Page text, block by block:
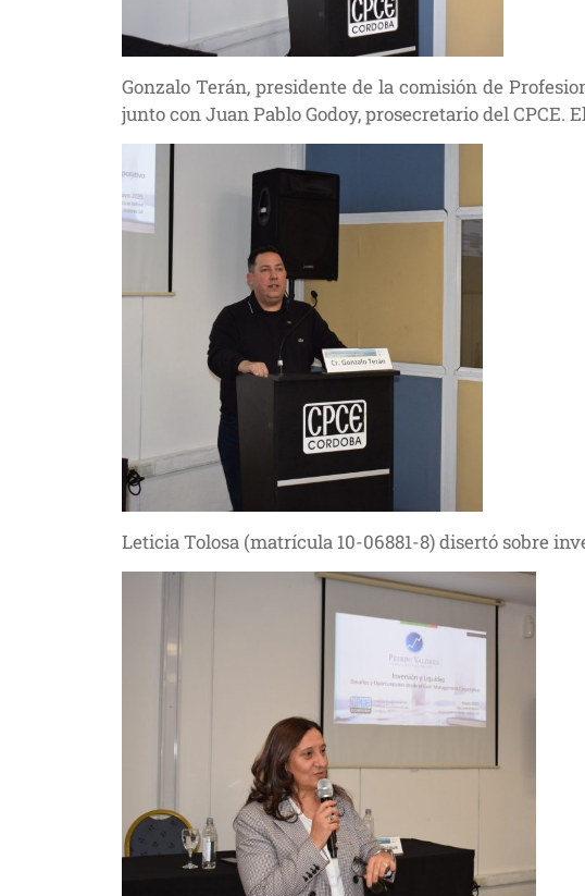
Gonzalo Terán, presidente de la comisión de
junto con Juan Pablo Godoy, prosecretario del
Leticia Tolosa (matrícula 10-06881-8) disertó sobre